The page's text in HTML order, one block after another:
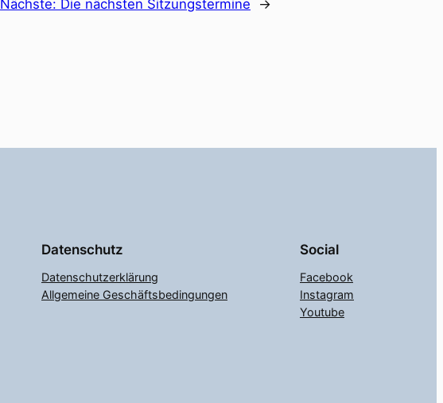
Nächste: Die nächsten Sitzungstermine →
Datenschutz
Datenschutzerklärung
Allgemeine Geschäftsbedingungen
Social
Facebook
Instagram
Youtube